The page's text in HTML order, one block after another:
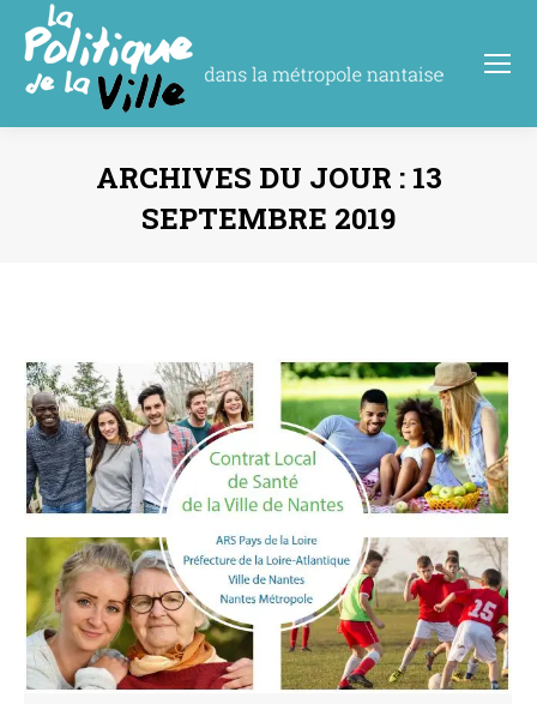
ARCHIVES DU JOUR : 13
SEPTEMBRE 2019